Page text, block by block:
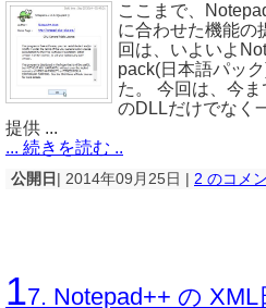
ここまで、
に合わせた機能の
回は、いよいよ
pack(日本語パッ
た。 今回は、今
のDLLだけでなく
提供 ...
... 続きを読む ..
公開日 | 2014年09月25日 | 2 のコメ
17. Notepad++ の